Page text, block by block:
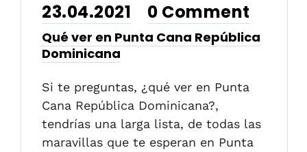
23.04.2021 0 Comment
Qué ver en Punta Cana República
Dominicana
Si te preguntas, ¿qué ver en Punta
Cana República Dominicana?,
tendrías una larga lista, de todas las
maravillas que te esperan en Punta